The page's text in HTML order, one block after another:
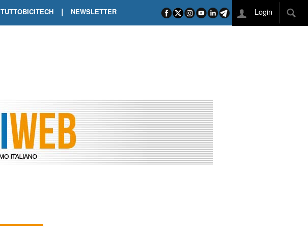
ORCIERES-MERLETTE INCORONA CARAPAZ
A VOIRON TRIONFO DI PHILIPSEN SU SCHMID E KOOIJ
TUTTOBICITECH | NEWSLETTER Login